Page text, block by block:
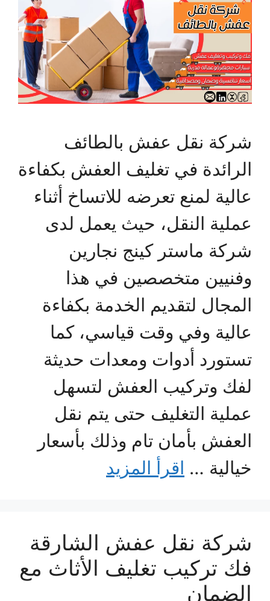
شركة نقل عفش بالطائف
الرائدة في تغليف العفش بكفاءة
عالية لمنع تعرضه للاتساخ أثناء
عملية النقل، حيث يعمل لدى
شركة ماستر كينج نجارين
وفنيين متخصصين في هذا
المجال لتقديم الخدمة بكفاءة
عالية وفي وقت قياسي، كما
تستورد أدوات ومعدات حديثة
لفك وتركيب العفش لتسهل
عملية التغليف حتى يتم نقل
العفش بأمان تام وذلك بأسعار
خيالية … اقرأ المزيد
شركة نقل عفش الشارقة
فك تركيب تغليف الأثاث مع
الضمان